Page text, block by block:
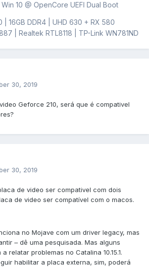
Win 10 @ OpenCore UEFI Dual Boot
| 16GB DDR4 | UHD 630 + RX 580
| Realtek RTL8118 | TP-Link WN781ND
30, 2019
Geforce 210, será que é compativel
30, 2019
de video ser compativel com dois
de video ser compatível com o macos.
no Mojave com um driver legacy, mas
– dê uma pesquisada. Mas alguns
relatar problemas no Catalina 10.15.1.
habilitar a placa externa, sim, poderá